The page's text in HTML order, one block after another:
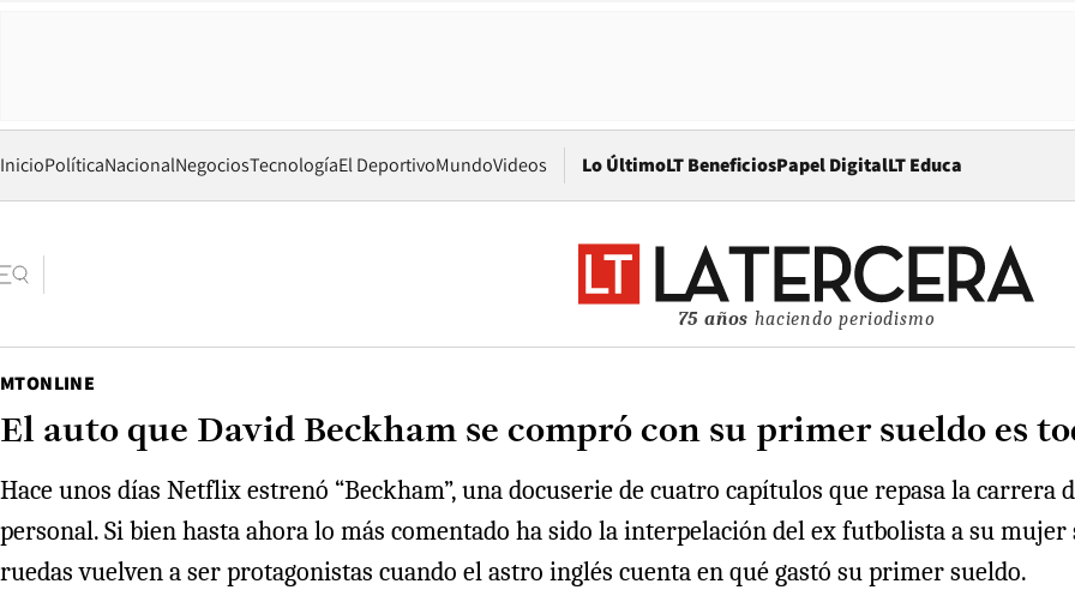
InicioPolíticaNacionalNegociosTecnologíaEl DeportivoMundoVideos Lo ÚltimoLT BeneficiosPapel DigitalOpens in new window
LT Educa
75 años haciendo periodismo
MTONLINE
El auto que David Beckham se compró con su primer sueldo es
Hace unos días Netflix estrenó “Beckham”, una docuserie de cuatro capítulos que repasa la
personal. Si bien hasta ahora lo más comentado ha sido la interpelación del ex futbolista a su
ruedas vuelven a ser protagonistas cuando el astro inglés cuenta en qué gastó su primer sueldo.